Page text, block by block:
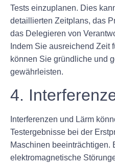
Tests einzuplanen. Dies
detaillierten Zeitplans, das
das Delegieren von
Indem Sie ausreichend Zeit
können Sie gründliche und
gewährleisten.
4.
Interferenzen und Lärm
Testergebnisse bei der
Maschinen beeinträchtigen.
elektromagnetische